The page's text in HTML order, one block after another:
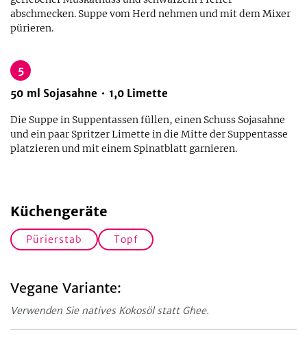
abschmecken. Suppe vom Herd nehmen und mit dem Mixer
pürieren.
5
50 ml Sojasahne 1,0 Limette
Die Suppe in Suppentassen füllen, einen Schuss Sojasahne
und ein paar Spritzer Limette in die Mitte der Suppentasse
platzieren und mit einem Spinatblatt garnieren.
Küchengeräte
Pürierstab Topf
Vegane Variante:
Verwenden Sie natives Kokosöl statt Ghee.